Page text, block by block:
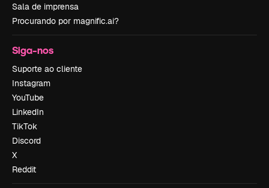
Sala de imprensa
Procurando por magnific.ai?
Siga-nos
Suporte ao cliente
Instagram
YouTube
LinkedIn
TikTok
Discord
X
Reddit